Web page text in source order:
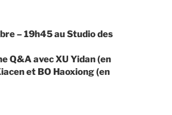
– 19h45 au Studio des
Q&A avec XU Yidan (en
et BO Haoxiong (en